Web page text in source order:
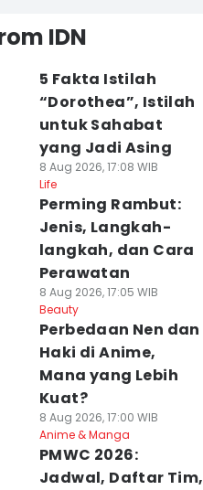
IDN
5 Fakta Istilah
“Dorothea”, Istilah
untuk Sahabat
yang Jadi Asing
8 Aug 2026, 17:08 WIB
Life
Perming Rambut:
Jenis, Langkah-
langkah, dan Cara
Perawatan
8 Aug 2026, 17:05 WIB
Beauty
Perbedaan Nen dan
Haki di Anime,
Mana yang Lebih
Kuat?
8 Aug 2026, 17:00 WIB
Anime & Manga
PMWC 2026:
Jadwal, Daftar Tim,